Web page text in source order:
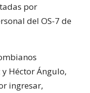
por
del OS-7 de
Héctor Ángulo,
ingresar,